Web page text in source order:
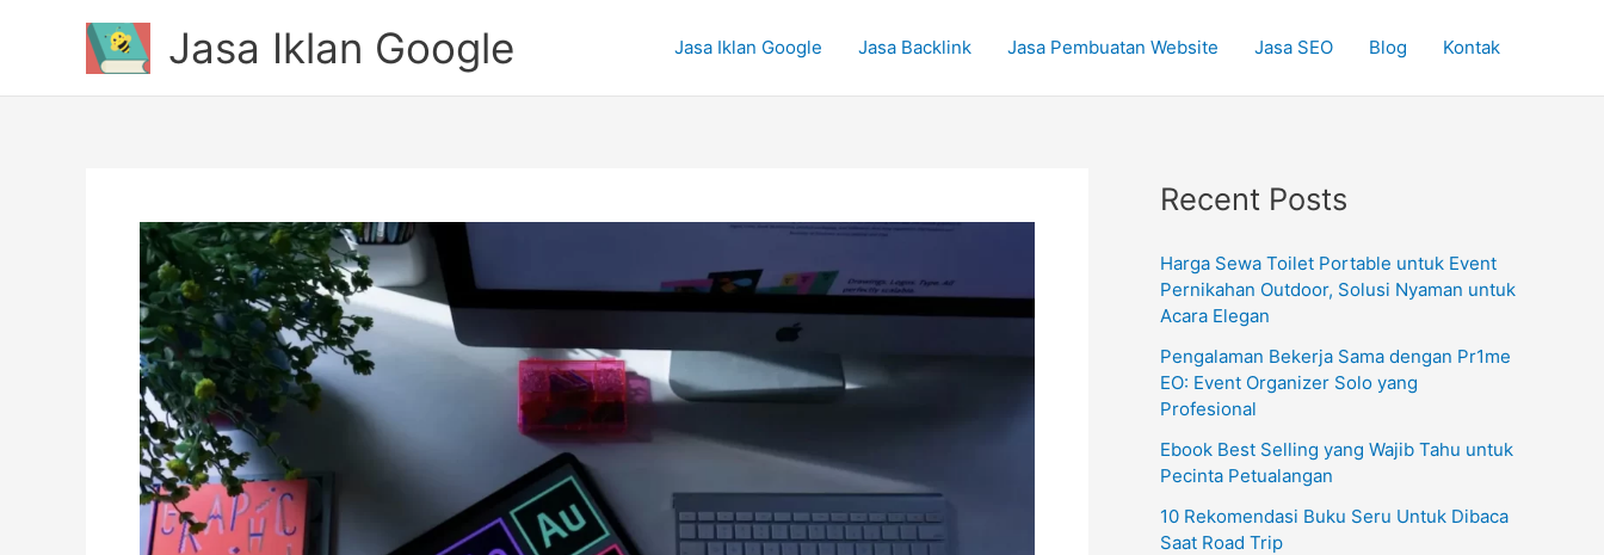
Jasa Iklan Google Jasa Iklan Google Jasa Backlink Jasa Pembuatan Website Jasa SEO Blog Kontak
Recent Posts
Harga Sewa Toilet Portable untuk Event
Pernikahan Outdoor, Solusi Nyaman untuk
Acara Elegan
Pengalaman Bekerja Sama dengan Pr1me
EO: Event Organizer Solo yang
Profesional
Ebook Best Selling yang Wajib Tahu untuk
Pecinta Petualangan
10 Rekomendasi Buku Seru Untuk Dibaca
Saat Road Trip